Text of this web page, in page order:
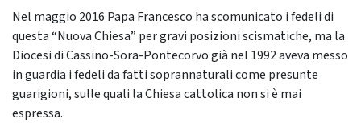
Nel maggio 2016 Papa Francesco ha scomunicato i fedeli di
questa “Nuova Chiesa” per gravi posizioni scismatiche, ma la
Diocesi di Cassino-Sora-Pontecorvo già nel 1992 aveva messo
in guardia i fedeli da fatti soprannaturali come presunte
guarigioni, sulle quali la Chiesa cattolica non si è mai
espressa.